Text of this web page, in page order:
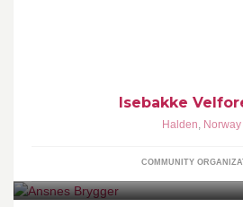
Isebakke
Halden, Norway
COMMUNITY